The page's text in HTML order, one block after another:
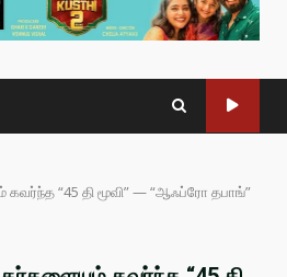
கவர்ந்த “45 தி மூவி” — “ஆஃப்ரோ தபாங்”